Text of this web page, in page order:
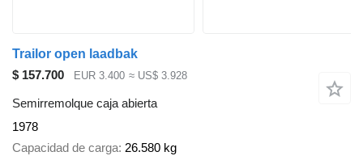
Trailor open laadbak
$ 157.700
EUR 3.400 ≈ US$ 3.928
Semirremolque caja abierta
1978
Capacidad de carga 26.580 kg